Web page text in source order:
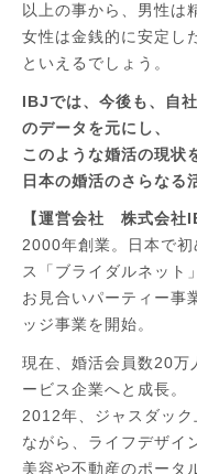
以上の事から、男性は
女性は金銭的に安定し
といえるでしょう。
IBJでは、今後も、自
のデータを元にし、
このような婚活の現状
日本の婚活のさらなる
【運営会社 株式会社
2000年創業。日本で
ス「ブライダルネット
お見合いパーティー事
ッジ事業を開始。
現在、婚活会員数20万
ービス企業へと成長。
2012年、ジャスダッ
ながら、ライフデザイ
美容や不動産のポータ